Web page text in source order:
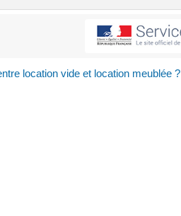
location vide et location meublée ?